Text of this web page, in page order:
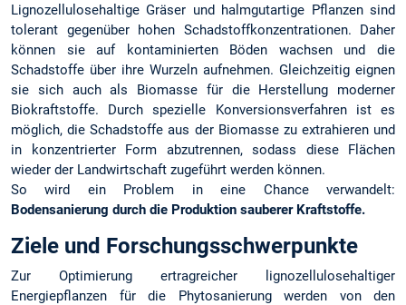
Lignozellulosehaltige Gräser und halmgutartige Pflanzen sind
tolerant gegenüber hohen Schadstoffkonzentrationen. Daher
können sie auf kontaminierten Böden wachsen und die
Schadstoffe über ihre Wurzeln aufnehmen. Gleichzeitig eignen
sie sich auch als Biomasse für die Herstellung moderner
Biokraftstoffe. Durch spezielle Konversionsverfahren ist es
möglich, die Schadstoffe aus der Biomasse zu extrahieren und
in konzentrierter Form abzutrennen, sodass diese Flächen
wieder der Landwirtschaft zugeführt werden können.
So wird ein Problem in eine Chance verwandelt:
Bodensanierung durch die Produktion sauberer Kraftstoffe.
Ziele und Forschungsschwerpunkte
Zur Optimierung ertragreicher lignozellulosehaltiger
Energiepflanzen für die Phytosanierung werden von den